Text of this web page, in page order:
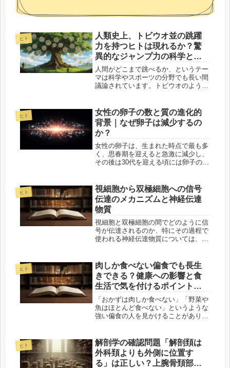
ヒト
人類史上、トビウオ並の跳躍
力を持つヒトは現れるか？驚
異的なジャンプ力の科学と挑
戦
人間がどこまで跳べるか、というテー
マは科学やスポーツの分野でも長い間
議論されています。トビウオのように
実際に試みた例を見ていきます。トビ
ウオ並の跳躍力とは？トビウオは、体
長...
ヒト
女性の卵子の数と質の進化的
背景｜なぜ卵子は減少するの
か？
女性の卵子は、生まれた時点で最も多
く、思春期を迎えると急激に減少し、
その後は30代を迎える頃には卵子の質
女性の卵子の数と質に関する進化的な
背景を探り、なぜ「卵子が若い時に
最...
ヒト
視細胞から双極細胞への信号
伝達のメカニズムと神経伝達
物質
視細胞と双極細胞の間でどのように信
号が伝達されるのか、特にその過程で
使われる神経伝達物質については、視
処理の基本的な仕組みを知る上で欠か
せません。この記事では、視細胞から
双極...
ヒト
肉しか食べない偏食でも長生
きできる？健康への影響と食
生活で気を付けるポイントを
解説
「おかずは肉しか食べない」「野菜や
魚はほとんど食べない」というような
強い偏食の人を見かけることがありま
に感じる人も多いでしょう。実際に
は、偏った食事でも長く元気に過ごす
人は...
ヒト
解剖学の確認問題「解剖頚は
外科頚よりも外側に位置す
る」は正しい？上腕骨頚部の